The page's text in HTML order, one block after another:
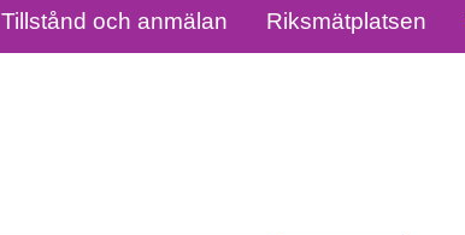
Tillstånd och anmälan Riksmätplatsen